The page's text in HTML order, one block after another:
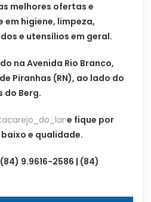
melhores ofertas e
higiene, limpeza,
e utensílios em geral.
na Avenida Rio Branco,
Piranhas (RN), ao lado do
do Berg.
e fique por
e qualidade.
9.9616-2586 | (84)